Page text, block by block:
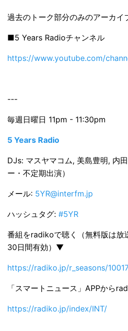
過去のトーク部分のみのアーカイ
■5 Years Radioチャンネル
https://www.youtube.com/
---
毎週日曜日 11pm - 11:30pm
5 Years Radio
DJs: マスヤマコム, 美島豊明, 内
ー・不定期出演）
メール: 5YR@interfm.jp
ハッシュタグ: #5YR
番組をradikoで聴く（無料版は放
30日間有効）▼
https://radiko.jp/r_seasons/
「スマートニュース」APPから
https://radiko.jp/index/INT/